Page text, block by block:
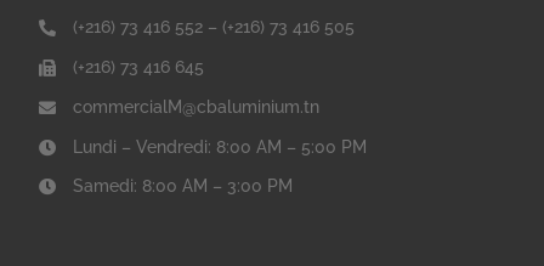
(+216) 73 416 552 – (+216) 73 416 505
(+216) 73 416 645
commercialM@cbaluminium.tn
Lundi – Vendredi: 8:00 AM – 5:00 PM
Samedi: 8:00 AM – 3:00 PM